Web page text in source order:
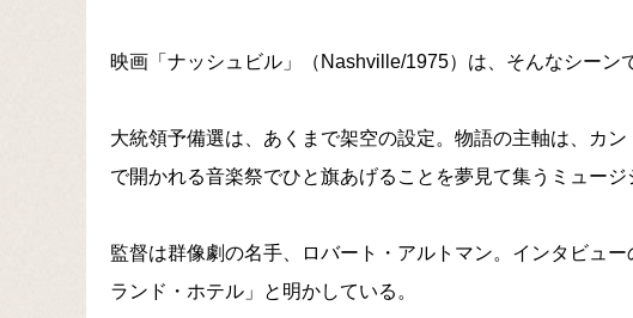
映画「ナッシュビル」（Nashville/1975）は、そんなシーン
大統領予備選は、あくまで架空の設定。物語の主軸は、カ
で開かれる音楽祭でひと旗あげることを夢見て集うミュージ
監督は群像劇の名手、ロバート・アルトマン。インタビュ
ランド・ホテル」と明かしている。